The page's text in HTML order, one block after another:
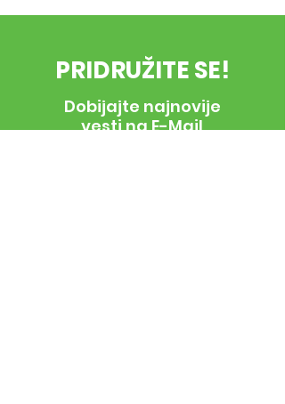
PRIDRUŽITE SE!
Dobijajte najnovije
vesti na E-Mail